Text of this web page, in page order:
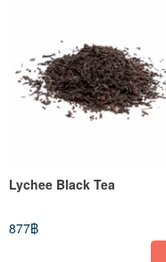
Lychee Black Tea
877฿